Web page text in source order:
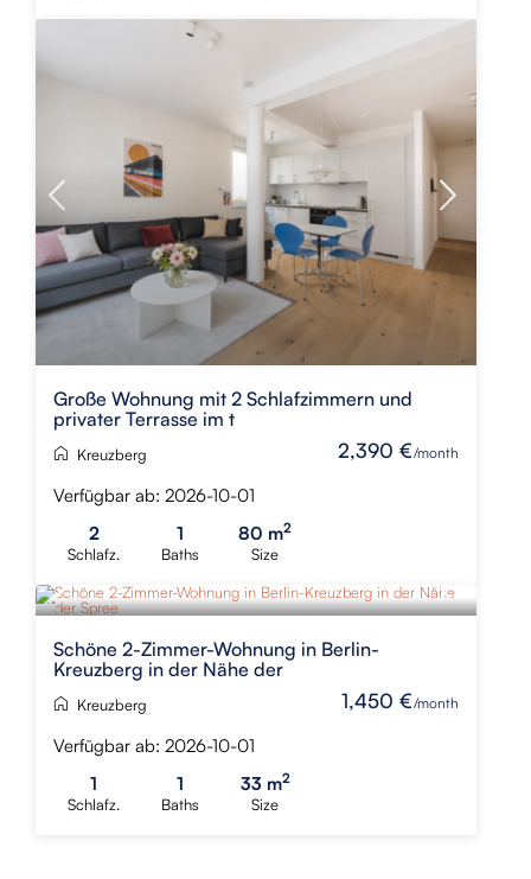
2,390 €/month
Große Wohnung mit 2 Schlafzimmern und
privater Terrasse im t
Kreuzberg
Verfügbar ab: 2026-10-01
2
Schlafz.
1
Baths
80 m2
Size
1,450 €/month
Schöne 2-Zimmer-Wohnung in Berlin-
Kreuzberg in der Nähe der
Kreuzberg
Verfügbar ab: 2026-10-01
1
Schlafz.
1
Baths
33 m2
Size